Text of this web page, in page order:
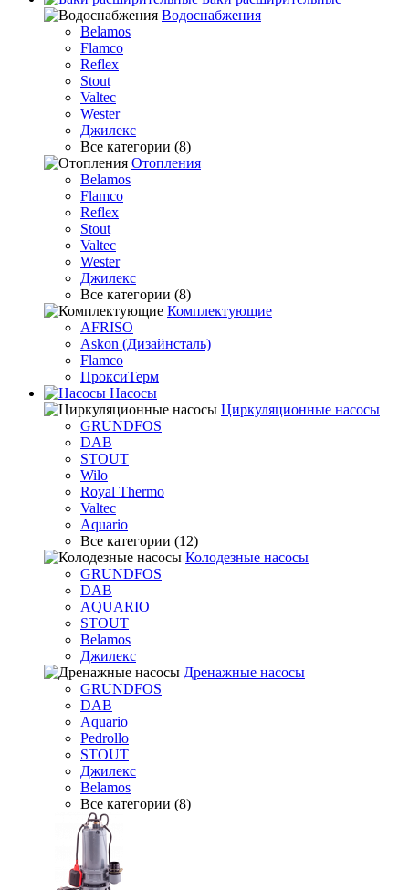
Водоснабжения
Belamos
Flamco
Reflex
Stout
Valtec
Wester
Джилекс
Все категории (8)
Отопления
Belamos
Flamco
Reflex
Stout
Valtec
Wester
Джилекс
Все категории (8)
Комплектующие
AFRISO
Askon (Дизайнсталь)
Flamco
ПроксиТерм
Насосы
Циркуляционные насосы
GRUNDFOS
DAB
STOUT
Wilo
Royal Thermo
Valtec
Aquario
Все категории (12)
Колодезные насосы
GRUNDFOS
DAB
AQUARIO
STOUT
Belamos
Джилекс
Дренажные насосы
GRUNDFOS
DAB
Aquario
Pedrollo
STOUT
Джилекс
Belamos
Все категории (8)